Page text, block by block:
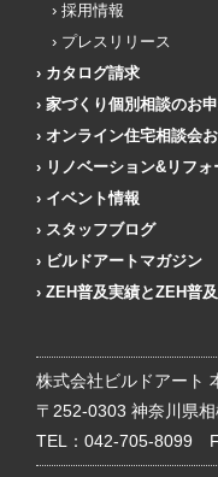
採用情報
プレスリリース
カタログ請求
家づくり個別相談のお
オンライン住宅相談会
リノベーション&リフ
イベント情報
スタッフブログ
ビルドアートマガジン
ZEH普及実績とZEH普
株式会社ビルドアート
〒252-0303 神奈川県
TEL： 042-705-8099